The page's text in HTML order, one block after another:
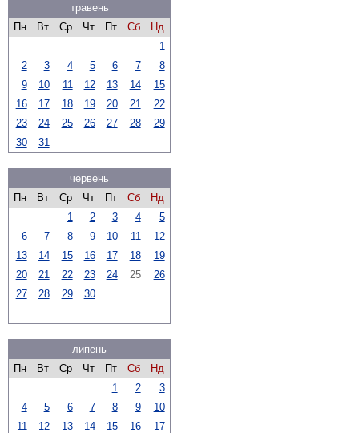
травень
Пн
Вт Ср Чт Пт Сб
Нд
1
2
3 4 5 6 7
8
9
10 11 12 13 14
15
16
17 18 19 20 21
22
23
24 25 26 27 28
29
30
31
червень
Пн
Вт Ср Чт Пт Сб
Нд
1
2 3 4
5
6
7 8 9 10 11
12
13
14 15 16 17 18
19
20
21 22 23 24 25
26
27
28 29 30
липень
Пн
Вт Ср Чт Пт Сб
Нд
1
2
3
4
5 6 7 8 9
10
11
12 13 14 15 16
17